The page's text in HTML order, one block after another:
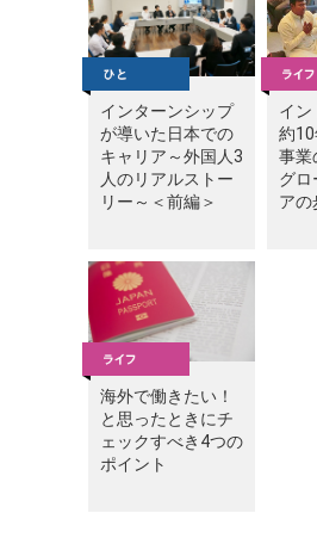
インターンシップ
が導いた日本での
キャリア～外国人3
人のリアルストー
リー～＜前編＞
イン
約
事業
グロ
アの
海外で働きたい！
と思ったときにチ
ェックすべき4つの
ポイント